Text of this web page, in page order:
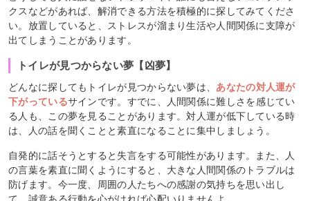
クスなどがあれば、解消できる方法を積極的に探してみてくださ
い。放置していると、ストレスが溜まり生活や人間関係に支障が
出てしまうことがあります。
トイレが見つからない夢【凶夢】
どんなに探してもトイレが見つからない夢は、 あなたの対人運が
下がっているサインです。すでに、人間関係に難しさを感じてい
る人も、この夢を見ることがあります。対人運が低下している時
は、人の話を聞くことと素直になることに集中しましょう。
自発的に話そうとすると失言をする可能性があります。また、人
の言葉を素直に聞くようにすると、大きな人間関係のトラブルは
防げます。今一度、周囲の人たちへの感謝の気持ちを思い出し